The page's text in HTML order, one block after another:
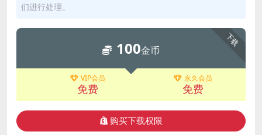
们进行处理。
下载
100金币
VIP会员
免费
永久会员
免费
购买下载权限